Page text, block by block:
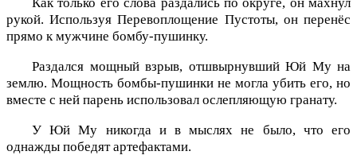
рукой. Используя Перевоплощение Пустоты, он перенёс
прямо к мужчине бомбу-пушинку.
Раздался мощный взрыв, отшвырнувший Юй Му на
землю. Мощность бомбы-пушинки не могла убить его, но
вместе с ней парень использовал ослепляющую гранату.
У Юй Му никогда и в мыслях не было, что его
однажды победят артефактами.